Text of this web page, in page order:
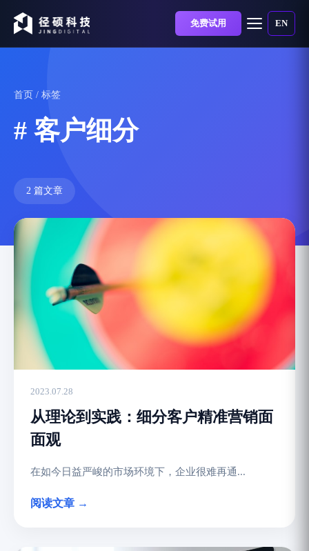
免费试用 EN
首页 / 标签
# 客户细分
2 篇文章
2023.07.28
从理论到实践：细分客户精准营销面
面观
在如今日益严峻的市场环境下，企业很难再通...
阅读文章 →